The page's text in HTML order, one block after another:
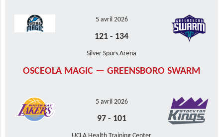
5 avril 2026
121 - 134
Silver Spurs Arena
OSCEOLA MAGIC — GREENSBORO SWARM
5 avril 2026
97- 101